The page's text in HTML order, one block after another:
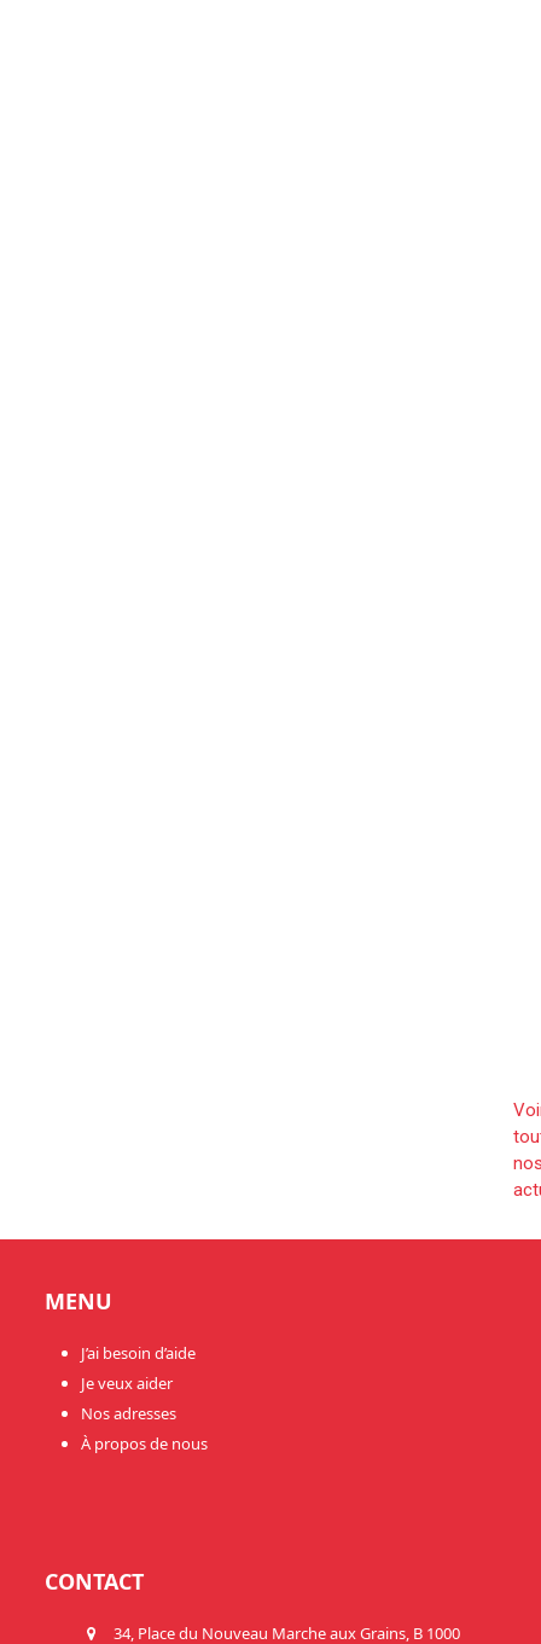
MENU
J’ai besoin d’aide
Je veux aider
Nos adresses
À propos de nous
CONTACT
34, Place du Nouveau Marche aux Grains, B 1000